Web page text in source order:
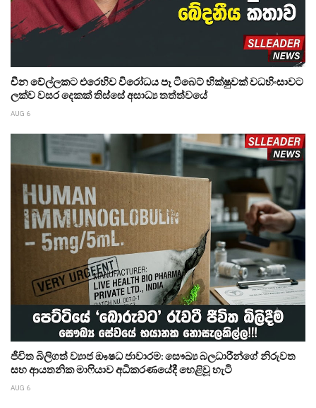
චීන වේල්ලකට එරෙහිව විරෝධය පෑ ටිබෙට් භික්ෂුවක් වධහිංසාවට
ලක්ව වසර දෙකක් තිස්සේ අසාධ්‍ය තත්ත්වයේ
AUG 6
ජීවිත බිලිගත් ව්‍යාජ ඖෂධ ජාවාරම: සෞඛ්‍ය බලධාරීන්ගේ නිරුවත
සහ ආයතනික මාෆියාව අධිකරණයේදී හෙළිවූ හැටි
AUG 6